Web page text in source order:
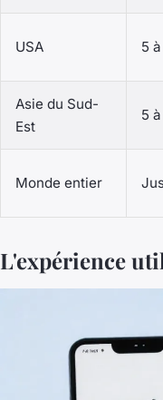
USA 5
Asie du Sud-
Est
5
Monde entier
L'expérience